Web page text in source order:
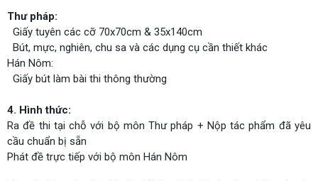
Thư pháp:
Giấy tuyên các cỡ 70x70cm & 35x140cm
Bút, mực, nghiên, chu sa và các dụng cụ cần thiết khác
Hán Nôm:
Giấy bút làm bài thi thông thường
4. Hình thức:
Ra đề thi tại chỗ với bộ môn Thư pháp + Nộp tác phẩm đã yêu
cầu chuẩn bị sẵn
Phát đề trực tiếp với bộ môn Hán Nôm